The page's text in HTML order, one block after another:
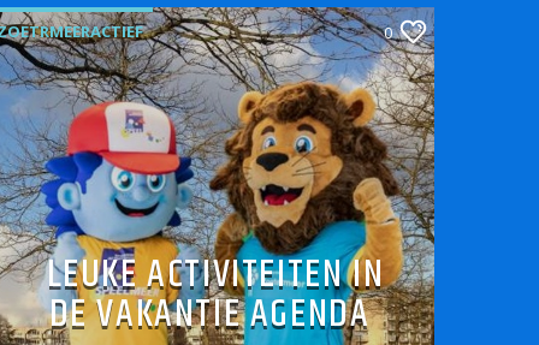
0
LEUKE ACTIVITEITEN IN
DE VAKANTIE AGENDA